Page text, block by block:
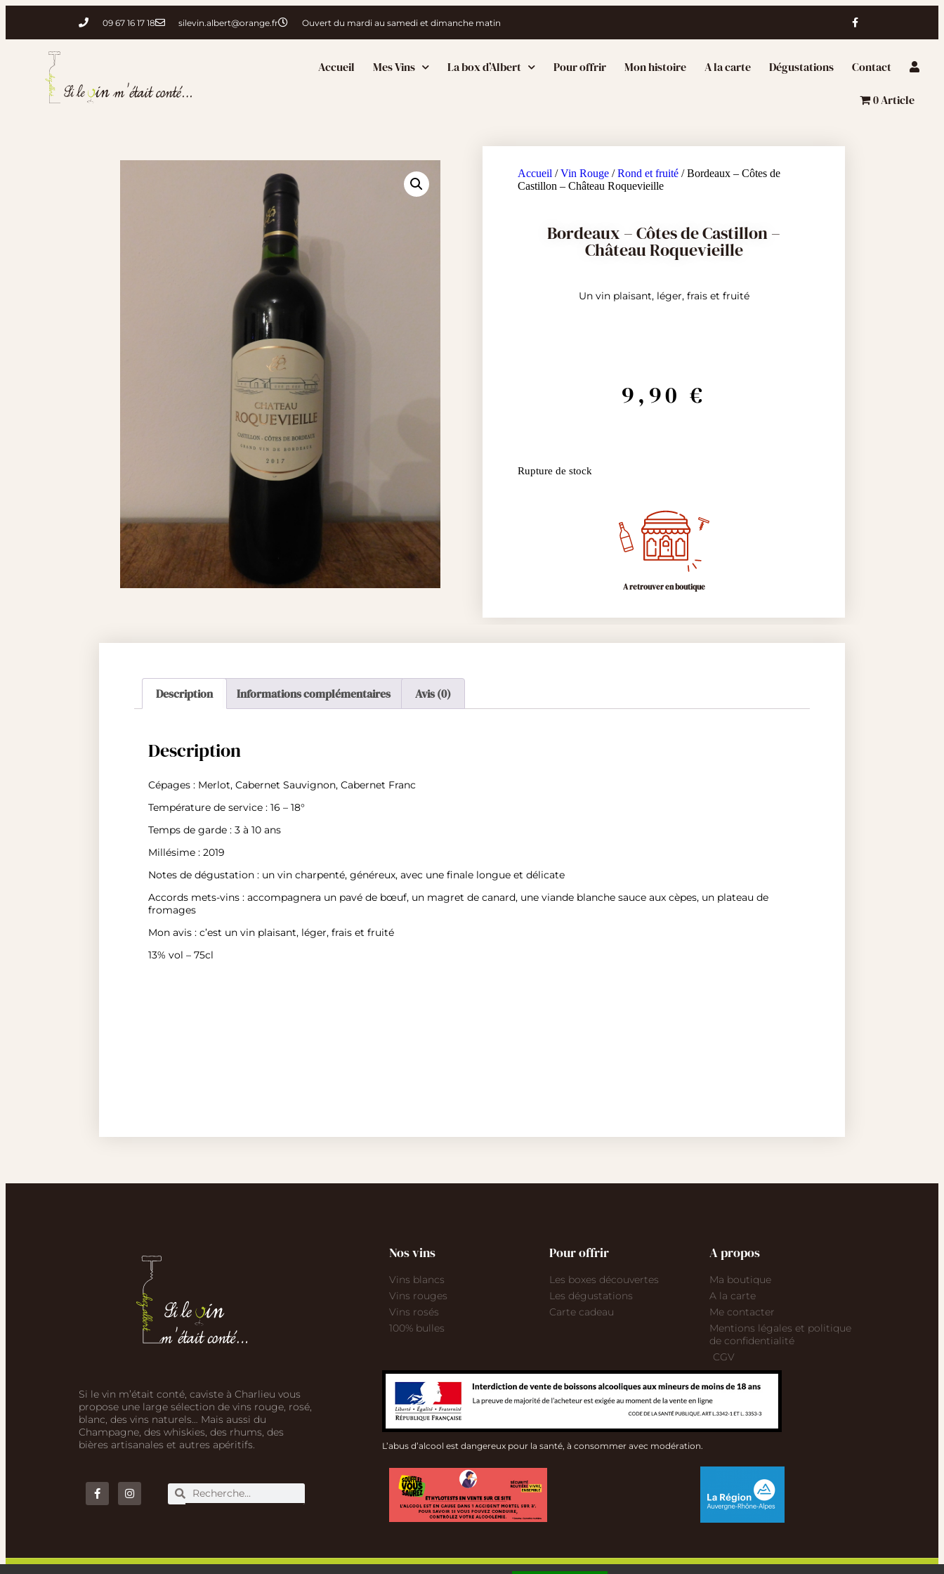
09 67 16 17 18 silevin.albert@orange.fr Ouvert du mardi au samedi et dimanche matin
Accueil Mes Vins La box d’Albert Pour offrir Mon histoire A la carte Dégustations Contact
0 Article
Accueil /Vin Rouge /Rond et fruité / Bordeaux – Côtes de
Castillon – Château Roquevieille
Bordeaux – Côtes de Castillon –
Château Roquevieille
Un vin plaisant, léger, frais et fruité
9,90 €
Rupture de stock
A retrouver en boutique
Description Informations complémentaires Avis (0)
Description
Cépages : Merlot, Cabernet Sauvignon, Cabernet Franc
Température de service : 16 – 18°
Temps de garde : 3 à 10 ans
Millésime : 2019
Notes de dégustation : un vin charpenté, généreux, avec une finale longue et délicate
Accords mets-vins : accompagnera un pavé de bœuf, un magret de canard, une viande blanche sauce aux cèpes, un plateau de
fromages
Mon avis : c’est un vin plaisant, léger, frais et fruité
13% vol – 75cl
Si le vin m’était conté, caviste à Charlieu vous
propose une large sélection de vins rouge, rosé,
blanc, des vins naturels… Mais aussi du
Champagne, des whiskies, des rhums, des
bières artisanales et autres apéritifs.
Nos vins
Vins blancs
Vins rouges
Vins rosés
100% bulles
Pour offrir
Les boxes découvertes
Les dégustations
Carte cadeau
A propos
Ma boutique
A la carte
Me contacter
Mentions légales et politique
de confidentialité
CGV
L’abus d’alcool est dangereux pour la santé, à consommer avec modération.